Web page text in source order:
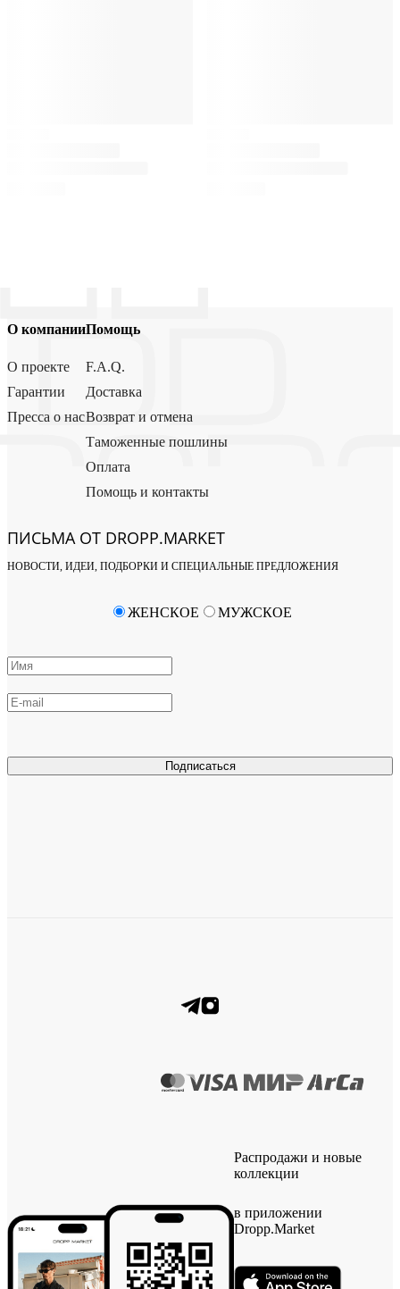
О компании
О проекте
Гарантии
Пресса о нас
Помощь
F.A.Q.
Доставка
Возврат и отмена
Таможенные пошлины
Оплата
Помощь и контакты
ПИСЬМА ОТ DROPP.MARKET
НОВОСТИ, ИДЕИ, ПОДБОРКИ И СПЕЦИАЛЬНЫЕ ПРЕДЛОЖЕНИЯ
Подписаться
ЖЕНСКОЕ МУЖСКОЕ
Распродажи и новые
коллекции
в приложении
Dropp.Market